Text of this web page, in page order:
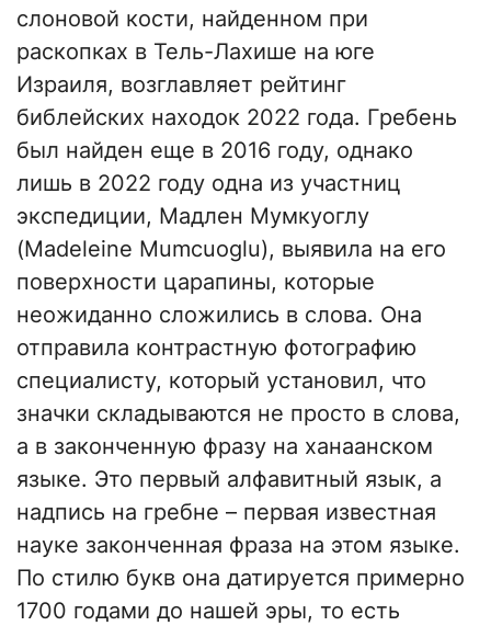
слоновой кости, найденном при
раскопках в Тель-Лахише на юге
Израиля, возглавляет рейтинг
библейских находок 2022 года. Гребень
был найден еще в 2016 году, однако
лишь в 2022 году одна из участниц
экспедиции, Мадлен Мумкуоглу
(Madeleine Mumcuoglu), выявила на его
поверхности царапины, которые
неожиданно сложились в слова. Она
отправила контрастную фотографию
специалисту, который установил, что
значки складываются не просто в слова,
а в законченную фразу на ханаанском
языке. Это первый алфавитный язык, а
надпись на гребне – первая известная
науке законченная фраза на этом языке.
По стилю букв она датируется примерно
1700 годами до нашей эры, то есть